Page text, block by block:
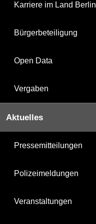
Karriere im Land Berlin
Bürgerbeteiligung
Open Data
Vergaben
Aktuelles
Pressemitteilungen
Polizeimeldungen
Veranstaltungen